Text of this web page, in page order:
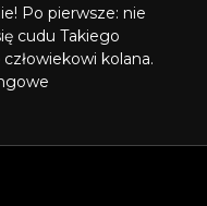
Po pierwsze: nie
cudu Takiego
kolana.